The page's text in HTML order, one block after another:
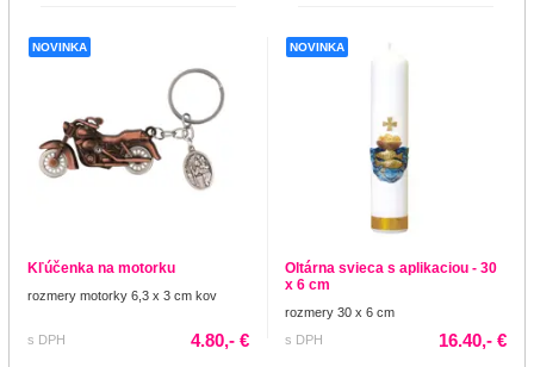
NOVINKA
Kľúčenka na motorku
rozmery motorky 6,3 x 3 cm kov
s DPH 4.80,- €
NOVINKA
Oltárna svieca s aplikaciou - 30
x 6 cm
rozmery 30 x 6 cm
s DPH
16.40,- €